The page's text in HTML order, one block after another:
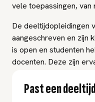
vele toepassingen,
De deeltijdopleidingen
aangeschreven en zijn
is open en studenten
docenten. Deze zijn
gerenommeerde
goed aan op de
Past een